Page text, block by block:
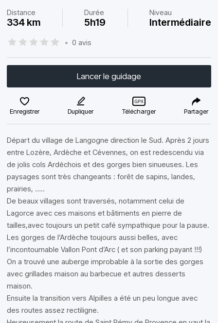
Distance
334 km
Durée
5h19
Niveau
Intermédiaire
• 0 avis
Lancer le guidage
Enregistrer Dupliquer Télécharger Partager
Départ du village de Langogne direction le Sud. Après 2 jours
entre Lozère, Ardèche et Cévennes, on est redescendu via
de jolis cols Ardéchois et des gorges bien sinueuses. Les
paysages sont très changeants : forêt de sapins, landes,
prairies, …..
De beaux villages sont traversés, notamment celui de
Lagorce avec ces maisons et bâtiments en pierre de
tailles,avec toujours un petit café sympathique pour la pause.
Les gorges de l’Ardèche toujours aussi belles, avec
l’incontournable Vallon Pont d’Arc ( et son parking payant !!!)
On a trouvé une auberge improbable à la sortie des gorges
avec grillades maison au barbecue et autres desserts
maison.
Ensuite la transition vers Alpilles a été un peu longue avec
des routes assez rectiligne.